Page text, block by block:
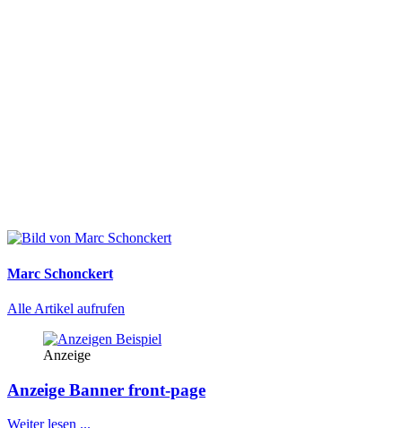
Marc Schonckert
Alle Artikel aufrufen
Anzeige
Anzeige Banner front-page
Weiter lesen ...